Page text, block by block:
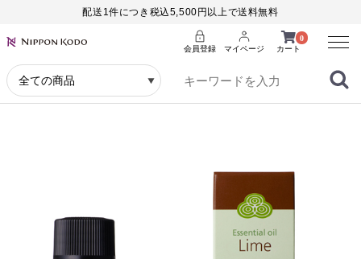
配送1件につき税込5,500円以上で送料無料
0
カート
会員登録 マイページ
Menu